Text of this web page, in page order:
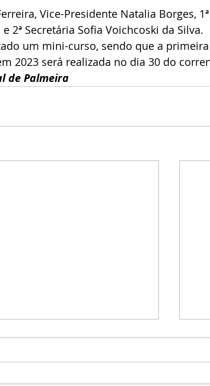
Vice-Presidente Natalia Borges,
2ª Secretária Sofia Voichcoski da Silva.
um mini-curso, sendo que a primeira
2023 será realizada no dia 30 do
de Palmeira